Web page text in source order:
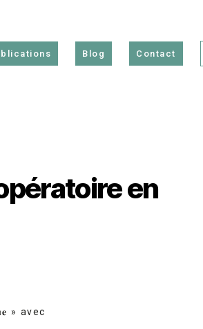
Blog Contact
en
» avec